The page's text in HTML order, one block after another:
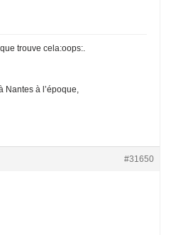
trouve cela:oops:.
Nantes à l’époque,
#31650